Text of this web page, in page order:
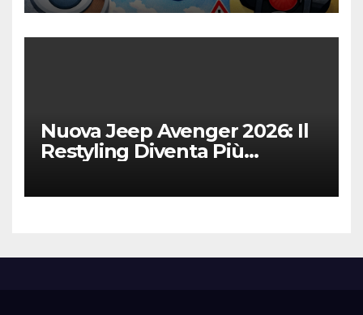
Nuova Jeep Avenger 2026: Il
Restyling Diventa Più
Fedele al DNA Off-Road